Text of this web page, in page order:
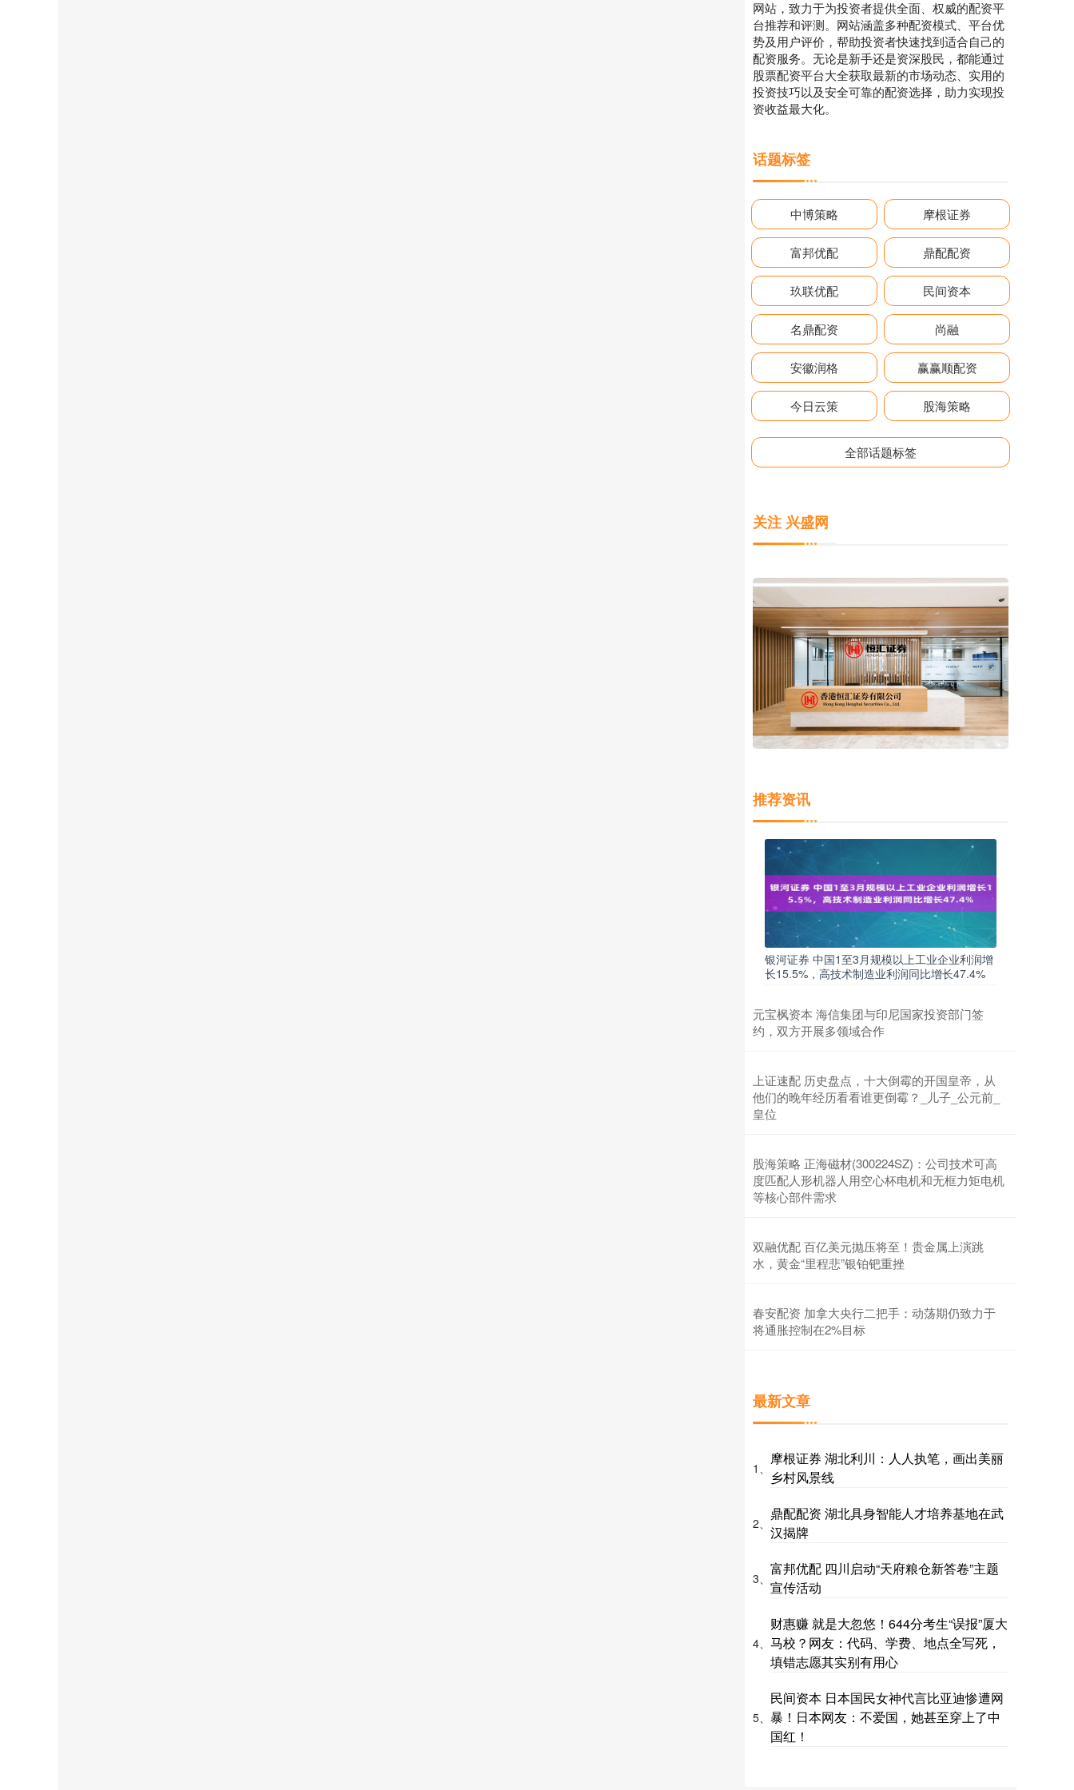
网站，致力于为投资者提供全面、权威的配资平
台推荐和评测。网站涵盖多种配资模式、平台优
势及用户评价，帮助投资者快速找到适合自己的
配资服务。无论是新手还是资深股民，都能通过
股票配资平台大全获取最新的市场动态、实用的
投资技巧以及安全可靠的配资选择，助力实现投
资收益最大化。
话题标签
中博策略 摩根证券
富邦优配 鼎配配资
玖联优配 民间资本
名鼎配资 尚融
安徽润格 赢赢顺配资
今日云策 股海策略
全部话题标签
关注 兴盛网
推荐资讯
银河证券 中国1至3月规模以上工业企业利润增
长15.5%，高技术制造业利润同比增长47.4%
元宝枫资本 海信集团与印尼国家投资部门签
约，双方开展多领域合作
上证速配 历史盘点，十大倒霉的开国皇帝，从
他们的晚年经历看看谁更倒霉？_儿子_公元前_
皇位
股海策略 正海磁材(300224SZ)：公司技术可高
度匹配人形机器人用空心杯电机和无框力矩电机
等核心部件需求
双融优配 百亿美元抛压将至！贵金属上演跳
水，黄金“里程悲”银铂钯重挫
春安配资 加拿大央行二把手：动荡期仍致力于
将通胀控制在2%目标
最新文章
1、
摩根证券 湖北利川：人人执笔，画出美丽
乡村风景线
2、
鼎配配资 湖北具身智能人才培养基地在武
汉揭牌
3、
富邦优配 四川启动“天府粮仓新答卷”主题
宣传活动
4、
财惠赚 就是大忽悠！644分考生“误报”厦大
马校？网友：代码、学费、地点全写死，
填错志愿其实别有用心
5、
民间资本 日本国民女神代言比亚迪惨遭网
暴！日本网友：不爱国，她甚至穿上了中
国红！